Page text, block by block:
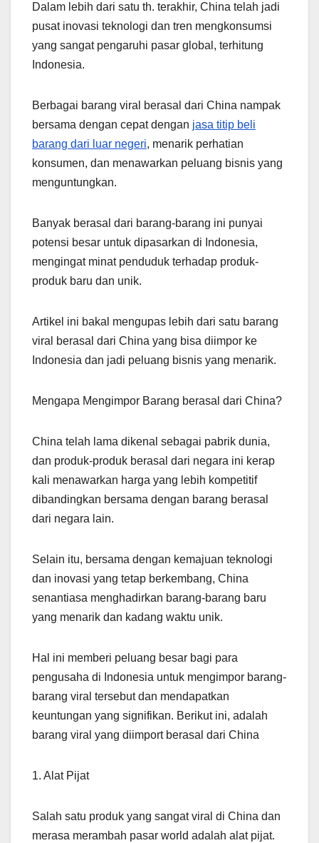
Dalam lebih dari satu th. terakhir, China telah jadi
pusat inovasi teknologi dan tren mengkonsumsi
yang sangat pengaruhi pasar global, terhitung
Indonesia.
Berbagai barang viral berasal dari China nampak
bersama dengan cepat dengan jasa titip beli
barang dari luar negeri, menarik perhatian
konsumen, dan menawarkan peluang bisnis yang
menguntungkan.
Banyak berasal dari barang-barang ini punyai
potensi besar untuk dipasarkan di Indonesia,
mengingat minat penduduk terhadap produk-
produk baru dan unik.
Artikel ini bakal mengupas lebih dari satu barang
viral berasal dari China yang bisa diimpor ke
Indonesia dan jadi peluang bisnis yang menarik.
Mengapa Mengimpor Barang berasal dari China?
China telah lama dikenal sebagai pabrik dunia,
dan produk-produk berasal dari negara ini kerap
kali menawarkan harga yang lebih kompetitif
dibandingkan bersama dengan barang berasal
dari negara lain.
Selain itu, bersama dengan kemajuan teknologi
dan inovasi yang tetap berkembang, China
senantiasa menghadirkan barang-barang baru
yang menarik dan kadang waktu unik.
Hal ini memberi peluang besar bagi para
pengusaha di Indonesia untuk mengimpor barang-
barang viral tersebut dan mendapatkan
keuntungan yang signifikan. Berikut ini, adalah
barang viral yang diimport berasal dari China
1. Alat Pijat
Salah satu produk yang sangat viral di China dan
merasa merambah pasar world adalah alat pijat.